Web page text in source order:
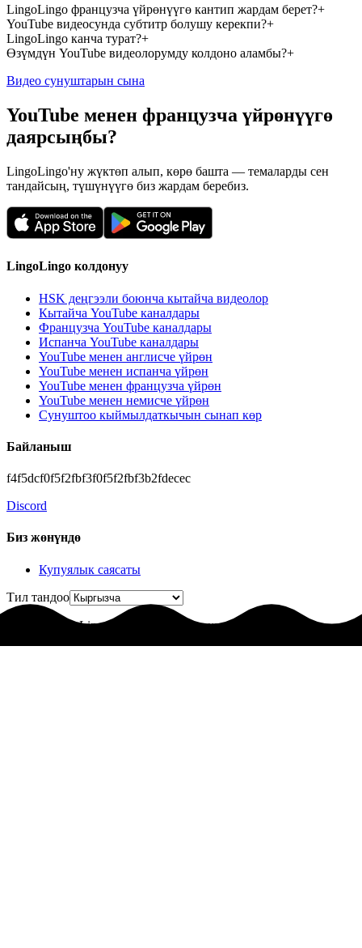
LingoLingo французча үйрөнүүгө кантип жардам берет?+
YouTube видеосунда субтитр болушу керекпи?+
LingoLingo канча турат?+
Өзүмдүн YouTube видеолорумду колдоно аламбы?+
Видео сунуштарын сына
YouTube менен французча үйрөнүүгө
даярсыңбы?
LingoLingo'ну жүктөп алып, көрө башта — темаларды сен
тандайсың, түшүнүүгө биз жардам беребиз.
LingoLingo колдонуу
HSK деңгээли боюнча кытайча видеолор
Кытайча YouTube каналдары
Французча YouTube каналдары
Испанча YouTube каналдары
YouTube менен англисче үйрөн
YouTube менен испанча үйрөн
YouTube менен французча үйрөн
YouTube менен немисче үйрөн
Сунуштоо кыймылдаткычын сынап көр
Байланыш
f4f5dcf0f5f2fbf3f0f5f2fbf3b2fdecec
Discord
Биз жөнүндө
Купуялык саясаты
Тил тандоо
© 2025 LingoLingo. Бардык укуктар корголгон.